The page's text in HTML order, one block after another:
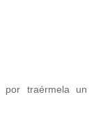
por traérmela un